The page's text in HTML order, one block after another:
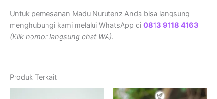
Untuk pemesanan Madu Nurutenz Anda bisa langsung
menghubungi kami melalui WhatsApp di 0813 9118 4163
(Klik nomor langsung chat WA).
Produk Terkait